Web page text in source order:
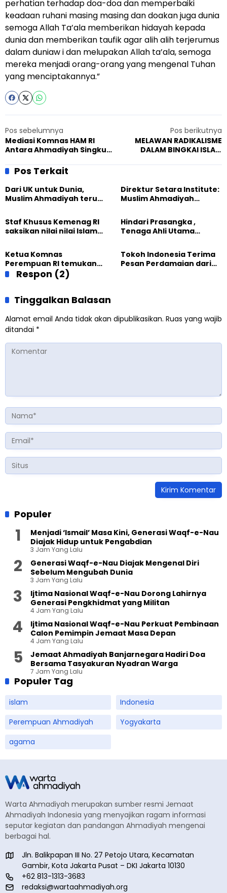
perhatian terhadap doa-doa dan memperbaiki
keadaan ruhani masing masing dan doakan juga dunia
semoga Allah Ta’ala memberikan hidayah kepada
dunia dan memberikan taufik agar alih alih terjerumus
dalam duniaw i dan melupakan Allah ta’ala, semoga
mereka menjadi orang-orang yang mengenal Tuhan
yang menciptakannya.”
Pos sebelumnya
Mediasi Komnas HAM RI
Antara Ahmadiyah Singkut
Sarolangun
Pos berikutnya
MELAWAN RADIKALISME
DALAM BINGKAI ISLAM
PERDAMAIAN
Pos Terkait
Dari UK untuk Dunia,
Muslim Ahmadiyah terus
Kemanusiaan Global
Direktur Setara Institute:
Muslim Ahmadiyah
Dunia dari “Infrastruktur
Kemanusiaan”
Staf Khusus Kemenag RI
saksikan nilai nilai Islam
Internasional Muslim
Ahmadiyah UK 2026
Hindari Prasangka ,
Tenaga Ahli Utama
fakta langsung
kehidupan Muslim
Ahmadiyah di Inggris
Ketua Komnas
Perempuan RI temukan
optimisme
Pemberdayaan
Pertemuan Umat Islam di
Tokoh Indonesia Terima
Pesan Perdamaian dari
Respon (2)
Tinggalkan Balasan
Alamat email Anda tidak akan dipublikasikan. Ruas yang wajib
ditandai *
Populer
Menjadi ‘Ismail’ Masa Kini, Generasi Waqf-e-Nau
Diajak Hidup untuk Pengabdian
3 Jam Yang Lalu
Generasi Waqf-e-Nau Diajak Mengenal Diri
Sebelum Mengubah Dunia
3 Jam Yang Lalu
Ijtima Nasional Waqf-e-Nau Dorong Lahirnya
Generasi Pengkhidmat yang Militan
4 Jam Yang Lalu
Ijtima Nasional Waqf-e-Nau Perkuat Pembinaan
Calon Pemimpin Jemaat Masa Depan
4 Jam Yang Lalu
Jemaat Ahmadiyah Banjarnegara Hadiri Doa
Bersama Tasyakuran Nyadran Warga
7 Jam Yang Lalu
Populer Tag
islam
Indonesia
Perempuan Ahmadiyah
Yogyakarta
agama
Warta Ahmadiyah merupakan sumber resmi Jemaat
Ahmadiyah Indonesia yang menyajikan ragam informasi
seputar kegiatan dan pandangan Ahmadiyah mengenai
berbagai hal.
Jln. Balikpapan III No. 27 Petojo Utara, Kecamatan
Gambir, Kota Jakarta Pusat – DKI Jakarta 10130
+62 813-1313-3683
redaksi@wartaahmadiyah.org